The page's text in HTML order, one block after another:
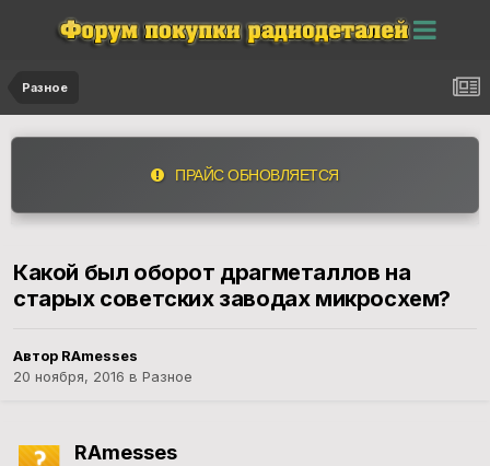
Разное
ПРАЙС ОБНОВЛЯЕТСЯ
Какой был оборот драгметаллов на
старых советских заводах микросхем?
Автор RAmesses
20 ноября, 2016 в Разное
RAmesses